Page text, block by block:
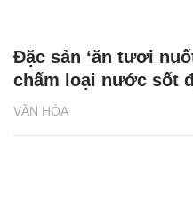
VĂN HÓA
Đặc sản ‘ăn tươi
chấm loại nước sốt